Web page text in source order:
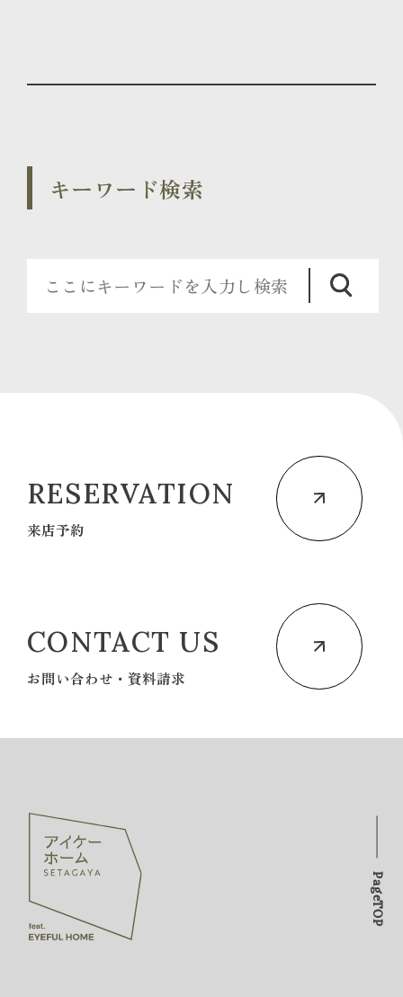
キーワード検索
RESERVATION
来店予約
CONTACT US
お問い合わせ・資料請求
PageTOP